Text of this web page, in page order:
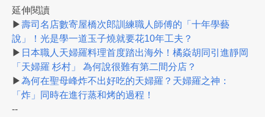
延伸閱讀
▶壽司名店數寄屋橋次郎訓練職人師傅的「十年學藝
說」！光是學一道玉子燒就要花10年工夫？
▶ 日本職人天婦羅料理首度踏出海外！橘焱胡同引進靜岡
「天婦羅 杉村」 為何說很難有第二間分店？
▶為何在聖母峰炸不出好吃的天婦羅？天婦羅之神：
「炸」同時在進行蒸和烤的過程！
--